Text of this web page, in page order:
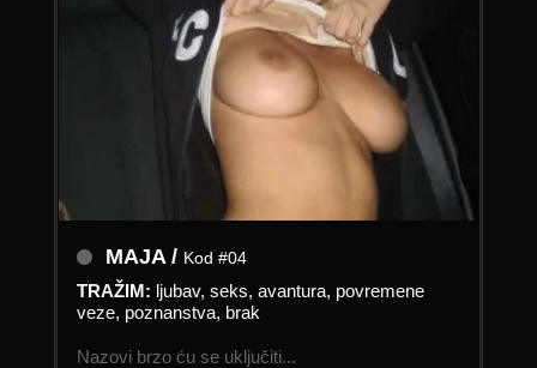
MAJA / Kod #04
TRAŽIM: ljubav, seks, avantura, povremene
veze, poznanstva, brak
Nazovi brzo ću se uključiti...